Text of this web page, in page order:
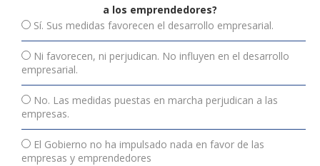
a los emprendedores?
Sí. Sus medidas favorecen el desarrollo empresarial.
Ni favorecen, ni perjudican. No influyen en el desarrollo
empresarial.
No. Las medidas puestas en marcha perjudican a las
empresas.
El Gobierno no ha impulsado nada en favor de las
empresas y emprendedores